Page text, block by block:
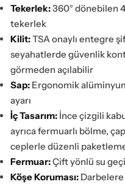
Tekerlek:360° dönebilen
tekerlek
Kilit:TSA onaylı entegre
seyahatlerde güvenlik
görmeden açılabilir
Sap: Ergonomik
ayarı
İç Tasarım: İnce çizgili
ayrıca fermuarlı bölme,
ceplerle düzenli
Fermuar:Çift yönlü su
Köşe Koruması: Darbelere